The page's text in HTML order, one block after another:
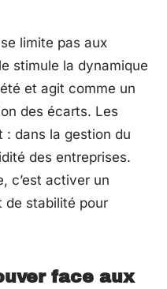
limite pas aux
stimule la dynamique
et agit comme un
des écarts. Les
dans la gestion du
des entreprises.
c’est activer un
de stabilité pour
face aux